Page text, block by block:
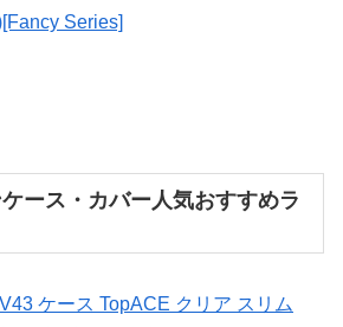
Series]
ース・カバー人気おすすめラ
ケース TopACE クリア スリム